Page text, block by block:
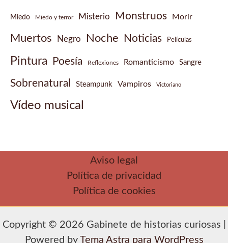
Miedo Miedo y terror Misterio Monstruos Morir
Muertos Negro Noche Noticias Películas
Pintura Poesía Reflexiones Romanticismo Sangre
Sobrenatural Steampunk Vampiros Victoriano
Vídeo musical
Aviso legal
Política de privacidad
Política de cookies
Copyright © 2026 Gabinete de historias curiosas |
Powered by Tema Astra para WordPress